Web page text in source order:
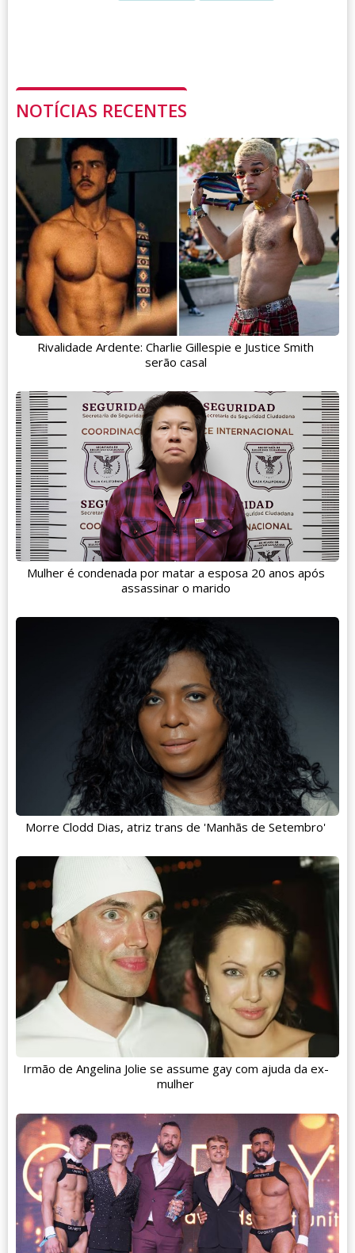
NOTÍCIAS RECENTES
Rivalidade Ardente: Charlie Gillespie e Justice Smith
serão casal
Mulher é condenada por matar a esposa 20 anos após
assassinar o marido
Morre Clodd Dias, atriz trans de 'Manhãs de Setembro'
Irmão de Angelina Jolie se assume gay com ajuda da ex-
mulher